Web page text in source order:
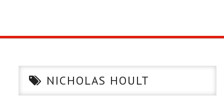
CIKK NICHOLAS HOULT